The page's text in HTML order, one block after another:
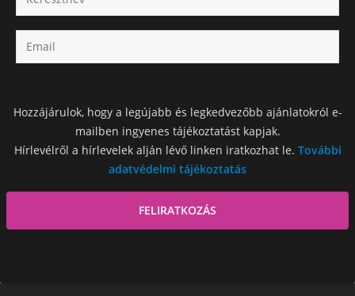
Hozzájárulok, hogy a legújabb és legkedvezőbb ajánlatokról e-
mailben ingyenes tájékoztatást kapjak.
Hírlevélről a hírlevelek alján lévő linken iratkozhat le. További
adatvédelmi tájékoztatás